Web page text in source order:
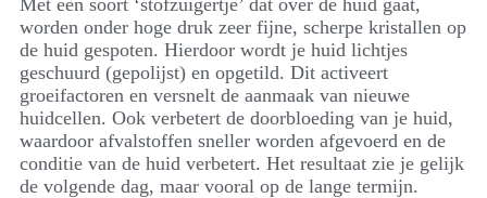
Met een soort ‘stofzuigertje’ dat over de huid gaat,
worden onder hoge druk zeer fijne, scherpe kristallen op
de huid gespoten. Hierdoor wordt je huid lichtjes
geschuurd (gepolijst) en opgetild. Dit activeert
groeifactoren en versnelt de aanmaak van nieuwe
huidcellen. Ook verbetert de doorbloeding van je huid,
waardoor afvalstoffen sneller worden afgevoerd en de
conditie van de huid verbetert. Het resultaat zie je gelijk
de volgende dag, maar vooral op de lange termijn.